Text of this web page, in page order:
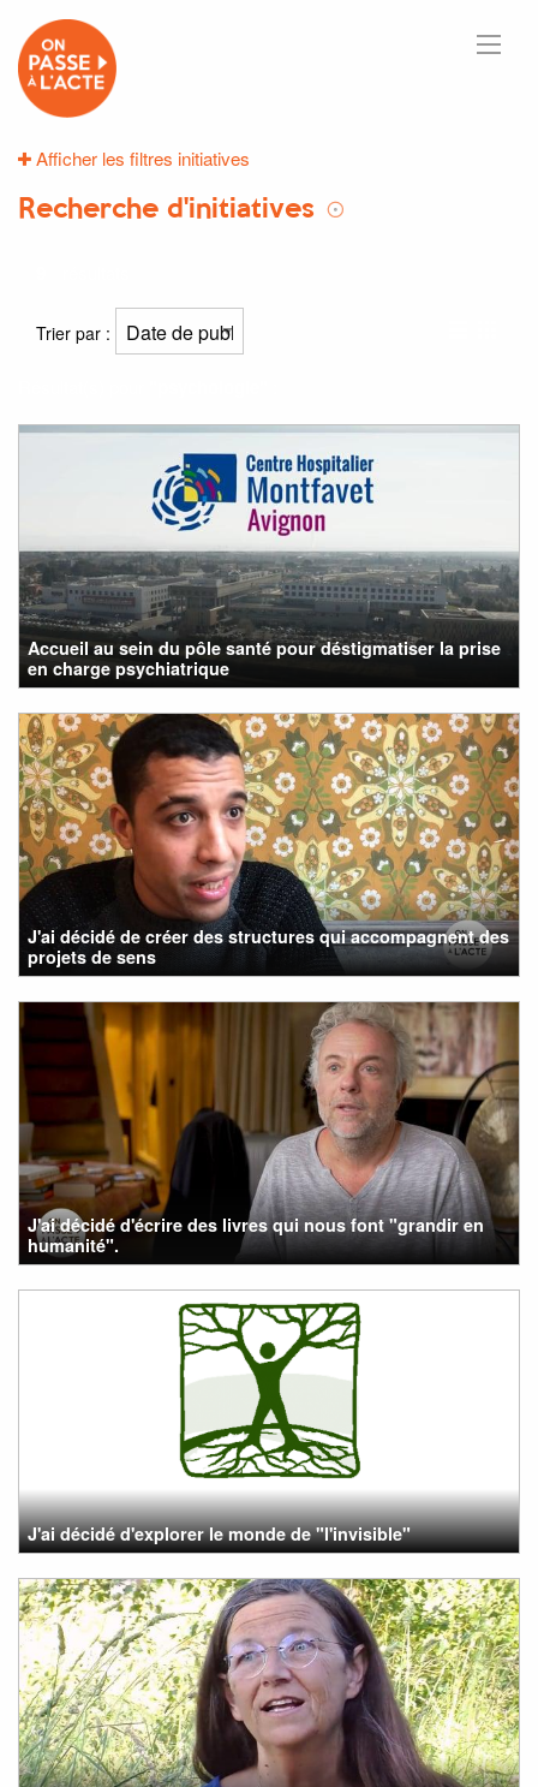
Afficher les filtres initiatives
Recherche d'initiatives
Trier par :
Accueil au sein du pôle santé pour déstigmatiser la prise
en charge psychiatrique
J'ai décidé de créer des structures qui accompagnent des
projets de sens
J'ai décidé d'écrire des livres qui nous font "grandir en
humanité".
J'ai décidé d'explorer le monde de "l'invisible"